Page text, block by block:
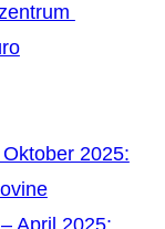
2025:
April 2025: